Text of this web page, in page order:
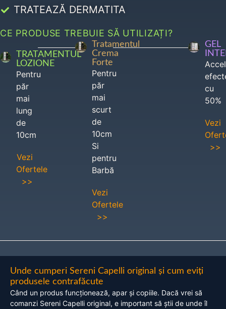
TRATEAZĂ DERMATITA
CE PRODUSE TREBUIE SĂ UTILIZAȚI?
TRATAMENTUL
LOZIONE
Pentru
păr
mai
lung
de
10cm
Vezi
Ofertele
>>
Tratamentul
Crema
Forte
Pentru
păr
mai
scurt
de
10cm
Si
pentru
Barbă
Vezi
Ofertele
>>
GEL
cu
50%
Vezi
>>
Unde cumperi Sereni Capelli original și cum eviți
produsele contrafăcute
Când un produs funcționează, apar și copiile. Dacă vrei să
comanzi Sereni Capelli original, e important să știi de unde îl